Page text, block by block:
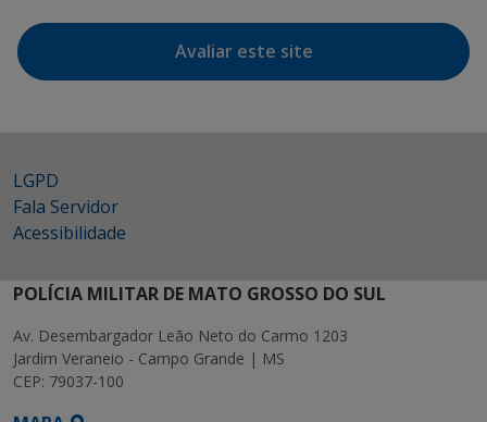
Avaliar este site
LGPD
Fala Servidor
Acessibilidade
POLÍCIA MILITAR DE MATO GROSSO DO SUL
Av. Desembargador Leão Neto do Carmo 1203
Jardim Veraneio - Campo Grande | MS
CEP: 79037-100